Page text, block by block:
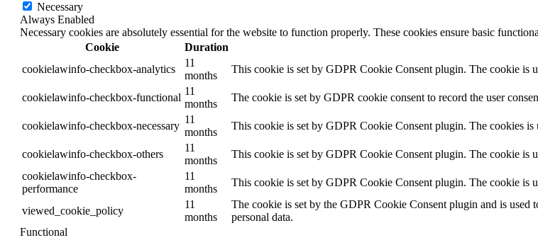
Necessary
Always Enabled
Necessary cookies are absolutely essential for the website to function properly. These cookies ensure basic
Cookie
Duration
cookielawinfo-checkbox-analytics
11
months
This cookie is set by GDPR Cookie Consent plugin. The cookie is
cookielawinfo-checkbox-functional
11
months
The cookie is set by GDPR cookie consent to record the user
cookielawinfo-checkbox-necessary
11
months
This cookie is set by GDPR Cookie Consent plugin. The cookies
cookielawinfo-checkbox-others
11
months
This cookie is set by GDPR Cookie Consent plugin. The cookie is
cookielawinfo-checkbox-
performance
11
months
This cookie is set by GDPR Cookie Consent plugin. The cookie is
viewed_cookie_policy
11
months
The cookie is set by the GDPR Cookie Consent plugin and is used
personal data.
Functional